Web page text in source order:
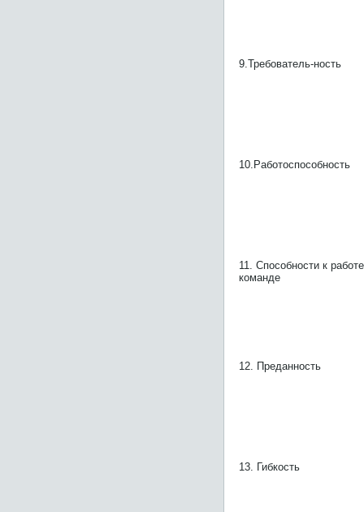
9.Требователь-ность
10.Работоспособность
11. Способности к
команде
12. Преданность
13. Гибкость